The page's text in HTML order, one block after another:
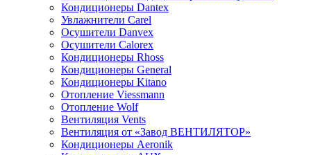
Кондиционеры Dantex
Увлажнители Carel
Осушители Danvex
Осушители Calorex
Кондиционеры Rhoss
Кондиционеры General
Кондиционеры Kitano
Отопление Viessmann
Отопление Wolf
Вентиляция Vents
Вентиляция от «Завод ВЕНТИЛЯТОР»
Кондиционеры Aeronik